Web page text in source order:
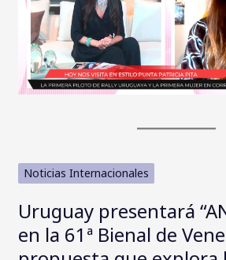
Noticias Internacionales
Uruguay presentará
en la 61ª Bienal de